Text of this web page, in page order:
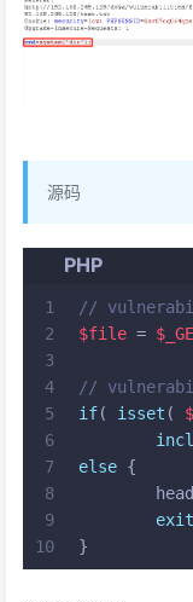
源码
PHP
1
2
3
4
5
6
7
8
9
10
//
$file =
//
if( isset (
else {
exit
}